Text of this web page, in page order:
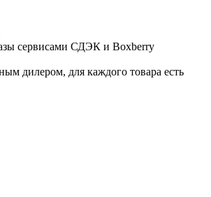
сервисами СДЭК и Boxberry
дилером, для каждого товара есть